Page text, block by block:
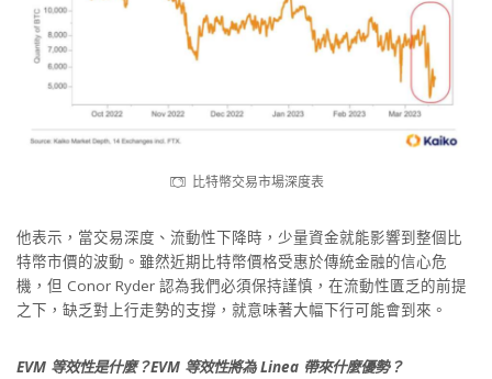
比特幣交易市場深度表
他表示，當交易深度、流動性下降時，少量資金就能影響到整個比
特幣市價的波動。雖然近期比特幣價格受惠於傳統金融的信心危
機，但 Conor Ryder 認為我們必須保持謹慎，在流動性匱乏的前提
之下，缺乏對上行走勢的支撐，就意味著大幅下行可能會到來。
EVM 等效性是什麼？EVM 等效性將為 Linea 帶來什麼優勢？